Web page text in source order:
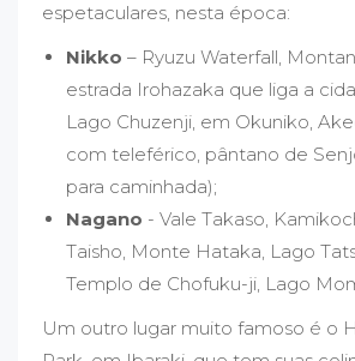
espetaculares, nesta época:
Nikko – Ryuzu Waterfall,
estrada Irohazaka que liga a
Lago Chuzenji, em Okuniko,
com teleférico, pântano de
para caminhada);
Nagano - Vale Takaso,
Taisho, Monte Hataka, Lago
Templo de Chofuku-ji, Lago
Um outro lugar muito famoso é o